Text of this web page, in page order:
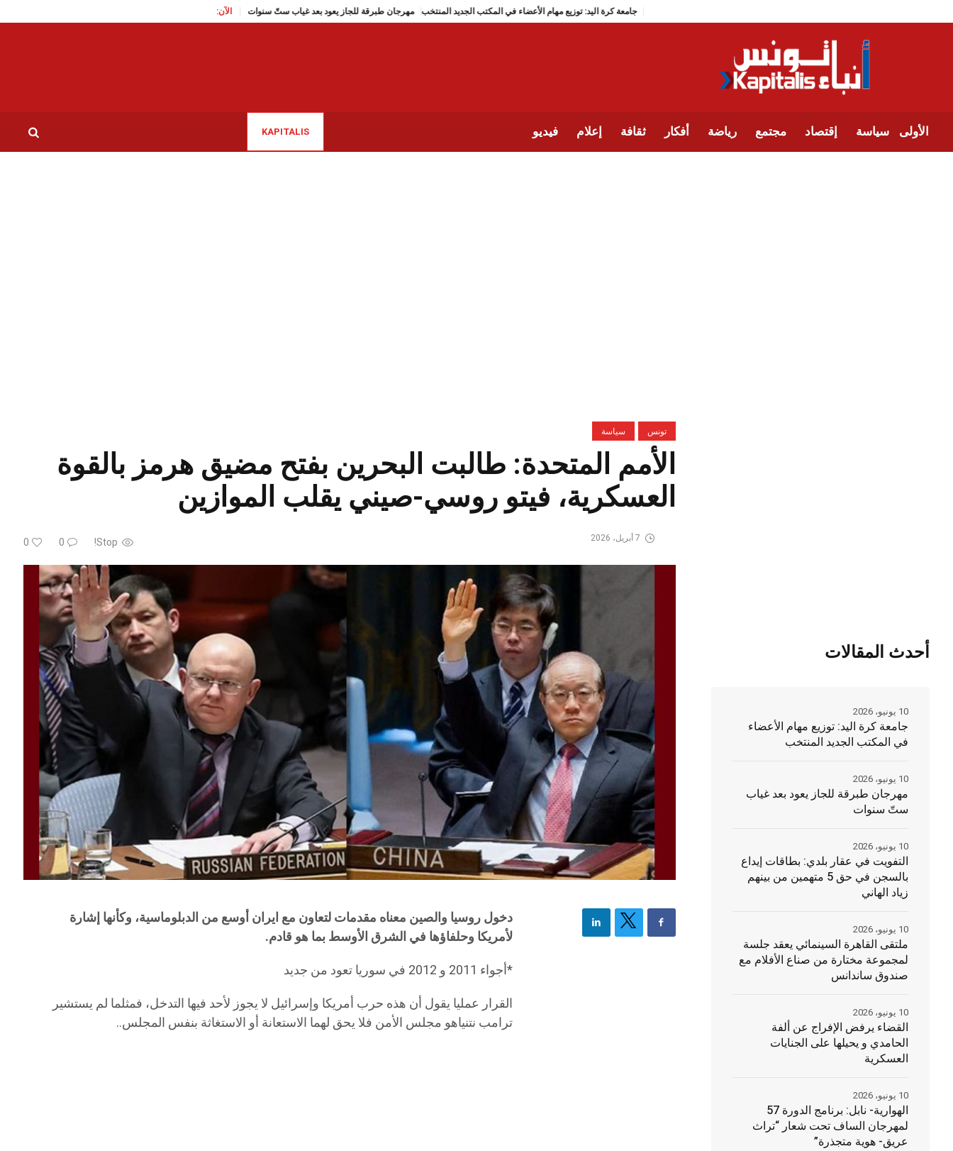
الآن: جامعة كرة اليد: توزيع مهام الأعضاء في المكتب الجديد المنتخب مهرجان طبرقة للجاز يعود بعد غياب ستّ سنوات
الأولى سياسة إقتصاد مجتمع رياضة أفكار ثقافة إعلام فيديو KAPITALIS
تونس سياسة
الأمم المتحدة: طالبت البحرين بفتح مضيق هرمز بالقوة
العسكرية، فيتو روسي-صيني يقلب الموازين
Stop!
0
0 7 أبريل، 2026
دخول روسيا والصين معناه مقدمات لتعاون مع ايران أوسع من الدبلوماسية، وكأنها إشارة
لأمريكا وحلفاؤها في الشرق الأوسط بما هو قادم.
*أجواء 2011 و 2012 في سوريا تعود من جديد
القرار عمليا يقول أن هذه حرب أمريكا وإسرائيل لا يجوز لأحد فيها التدخل، فمثلما لم يستشير
ترامب نتنياهو مجلس الأمن فلا يحق لهما الاستعانة أو الاستغاثة بنفس المجلس..
أحدث المقالات
جامعة كرة اليد: توزيع مهام الأعضاء
في المكتب الجديد المنتخب
10 يونيو، 2026
مهرجان طبرقة للجاز يعود بعد غياب
ستّ سنوات
10 يونيو، 2026
التفويت في عقار بلدي: بطاقات إيداع
بالسجن في حق 5 متهمين من بينهم
زياد الهاني
10 يونيو، 2026
ملتقى القاهرة السينمائي يعقد جلسة
لمجموعة مختارة من صناع الأفلام مع
صندوق ساندانس
10 يونيو، 2026
القضاء يرفض الإفراج عن ألفة
الحامدي و يحيلها على الجنايات
العسكرية
10 يونيو، 2026
الهوارية- نابل: برنامج الدورة 57
لمهرجان الساف تحت شعار “تراث
عريق- هوية متجذرة”
10 يونيو، 2026